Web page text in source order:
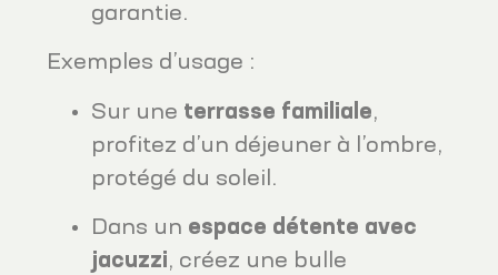
garantie.
Exemples d’usage :
Sur une terrasse familiale,
profitez d’un déjeuner à l’ombre,
protégé du soleil.
Dans un espace détente avec
jacuzzi, créez une bulle